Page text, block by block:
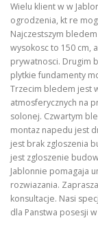
Wielu klient w w
ogrodzenia, kt re
Najczestszym
wysokosc to 150 cm,
prywatnosci. Drugim
plytkie fundamenty
Trzecim bledem jest
atmosferycznych na
solonej. Czwartym
montaz napedu jest
jest brak zgloszenia
jest zgloszenie
Jablonnie pomagaja
rozwiazania.
konsultacje. Nasi
dla Panstwa posesji